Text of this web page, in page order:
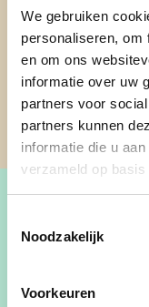
We gebruiken
personaliseren, om
en om ons
informatie over uw
partners voor
partners kunnen
informatie die u
verzameld op
Noodzakelijk
Voorkeuren